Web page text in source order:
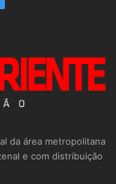
da área metropolitana
e com distribuição